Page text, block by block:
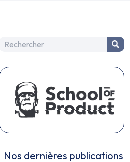
Nos dernières publications